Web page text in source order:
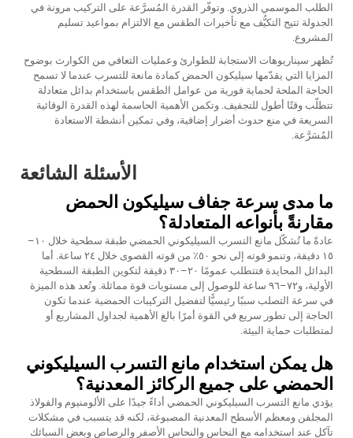
الطلب الموسمي الذروي. وتوفّر القدرة المُسرَّعة على التركيب مرونة في
الجدولة تتيح التكيُّف مع تأخيرات الطقس مع الالتزام بمواعيد تسليم
المشروع.
تُظهر سيناريوهات الاستجابة للطوارئ وعمليات التعافي من الكوارث بوضوح
المزايا التي يقدّمها سيليكون الحمض كمادة مانعة للتسرب عندما لا تسمح
الحاجة الملحة لحماية فورية من عوامل الطقس باستخدام بدائل متعادلة
تتطلّب وقتًا أطول للتجفيف. وتكمن الأهمية الحاسمة لهذه القدرة الوقائية
السريعة في منع حدوث أضرار إضافية، وفي تمكين أنشطة الاستعادة
المُسَرَّعة.
الأسئلة الشائعة
ما مدى سرعة جفاف سيليكون الحمض
مقارنةً بأنواعه المتعادلة؟
عادةً ما تُشكّل مانع التسرب السيليكوني الحمضي طبقة سطحية خلال ١٠–
١٥ دقيقة، وتنمو قوته إلى نحو ٥٠٪ من قوته القصوى خلال ٢٤ ساعة. أما
البدائل المحايدة فتتطلب عمومًا ٢٠–٣٠ دقيقة لتكوين الطبقة السطحية
الأولية، و٧٢–٩٦ ساعة للوصول إلى مستويات قوة مماثلة. وتُعد هذه الميزة
في سرعة التصلب سببًا رئيسيًّا لتفضيل التركيبات الحمضية عندما تكون
الحاجة إلى تطور سريع في القوة أمرًا بالغ الأهمية لجداول المشاريع أو
لمتطلبات حماية البيئة.
هل يمكن استخدام مانع التسرب السيليكوني
الحمضي على جميع الركائز المعدنية؟
يؤدي مانع التسرب السيليكوني الحمضي أداءً جيدًا على الألومنيوم والفولاذ
المجلفن ومعظم الأسطح المعدنية المصبوغة، لكنه قد يتسبب في مشكلات
تآكل عند استخدامه مع النحاس والنحاس الأصفر والرصاص وبعض السبائك